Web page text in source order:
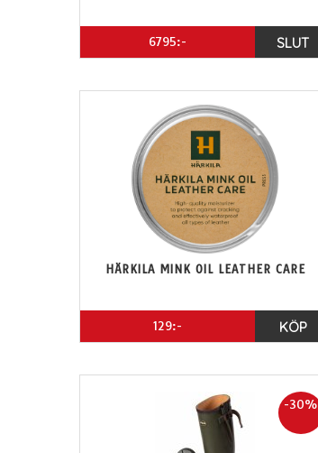
6795:- SLUT
HÄRKILA MINK OIL LEATHER CARE
129:- KÖP
-30%